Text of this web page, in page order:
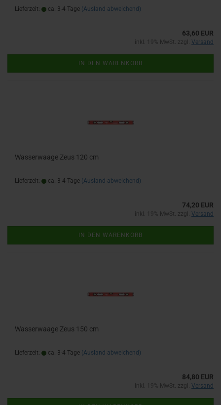
Lieferzeit: ca. 3-4 Tage (Ausland abweichend)
63,60 EUR
inkl. 19% MwSt. zzgl. Versand
IN DEN WARENKORB
Wasserwaage Zeus 120 cm
Lieferzeit: ca. 3-4 Tage (Ausland abweichend)
74,20 EUR
inkl. 19% MwSt. zzgl. Versand
IN DEN WARENKORB
Wasserwaage Zeus 150 cm
Lieferzeit: ca. 3-4 Tage (Ausland abweichend)
84,80 EUR
inkl. 19% MwSt. zzgl. Versand